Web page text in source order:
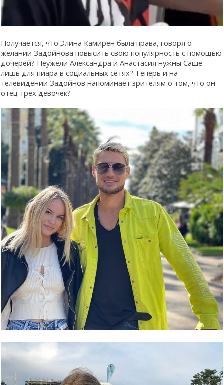
Получается, что Элина Камирен была права, говоря о
желании Задойнова повысить свою популярность с помощью
дочерей? Неужели Александра и Анастасия нужны Саше
лишь для пиара в социальных сетях? Теперь и на
телевидении Задойнов напоминает зрителям о том, что он
отец трёх девочек?